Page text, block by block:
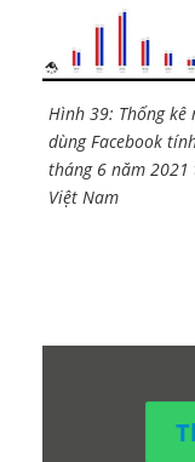
Hình 39: Thống kê
dùng Facebook
tháng 6 năm 2021
Việt Nam